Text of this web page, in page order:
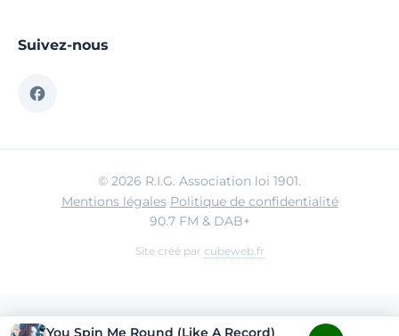
Suivez-nous
© 2026 R.I.G. Association loi 1901.
Mentions légales·Politique de confidentialité
90.7 FM & DAB+
Site créé par cubeweb.fr
You Spin Me Round (Like A Record)